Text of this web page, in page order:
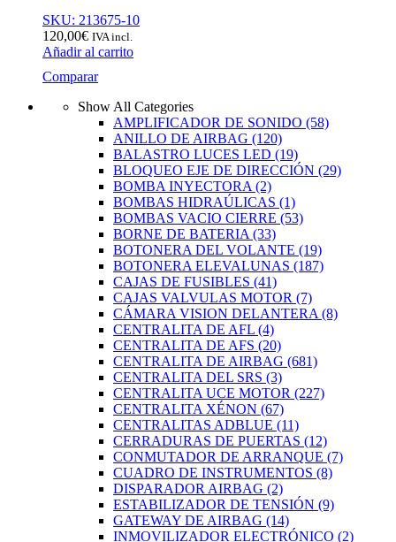
SKU: 213675-10
120,00€ IVA incl.
Añadir al carrito
Comparar
Show All Categories
AMPLIFICADOR DE SONIDO (58)
ANILLO DE AIRBAG (120)
BALASTRO LUCES LED (19)
BLOQUEO EJE DE DIRECCIÓN (29)
BOMBA INYECTORA (2)
BOMBAS HIDRAÚLICAS (1)
BOMBAS VACIO CIERRE (53)
BORNE DE BATERIA (33)
BOTONERA DEL VOLANTE (19)
BOTONERA ELEVALUNAS (187)
CAJAS DE FUSIBLES (41)
CAJAS VALVULAS MOTOR (7)
CÁMARA VISION DELANTERA (8)
CENTRALITA DE AFL (4)
CENTRALITA DE AFS (20)
CENTRALITA DE AIRBAG (681)
CENTRALITA DEL SRS (3)
CENTRALITA UCE MOTOR (227)
CENTRALITA XÉNON (67)
CENTRALITAS ADBLUE (11)
CERRADURAS DE PUERTAS (12)
CONMUTADOR DE ARRANQUE (7)
CUADRO DE INSTRUMENTOS (8)
DISPARADOR AIRBAG (2)
ESTABILIZADOR DE TENSIÓN (9)
GATEWAY DE AIRBAG (14)
INMOVILIZADOR ELECTRÓNICO (2)